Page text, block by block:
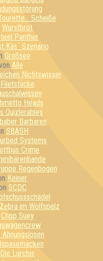
Scheiße
Wurstbrot
Panther
Käs´ Szenario
Großsee
Alle
Nichtswisser
Filetstücke
Heads
Quizlerables
Barbaren
SBASH
Systems
Crime
Regenbogen
Keiner
SCDC
im Wolfspelz
Chop Suey
Ahnungslosen
Die Lurchis